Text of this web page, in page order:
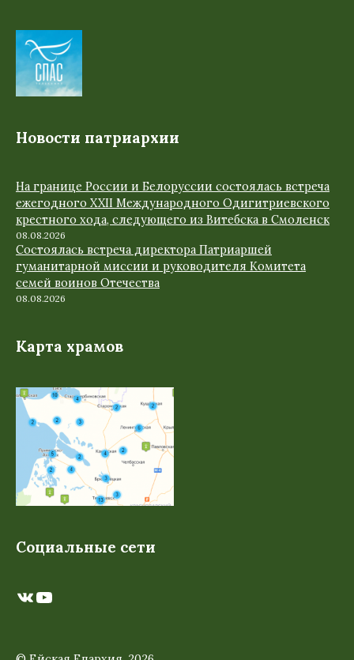
Новости патриархии
На границе России и Белоруссии состоялась встреча
ежегодного XXII Международного Одигитриевского
крестного хода, следующего из Витебска в Смоленск
08.08.2026
Состоялась встреча директора Патриаршей
гуманитарной миссии и руководителя Комитета
семей воинов Отечества
08.08.2026
Карта храмов
Социальные сети
ВКонтакте
YouTube